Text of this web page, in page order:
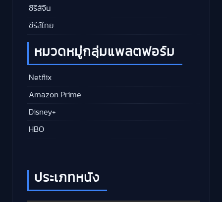
ซีรีส์จีน
ซีรีส์ไทย
หมวดหมู่กลุ่มแพลตฟอร์ม
Netflix
Amazon Prime
Disney+
HBO
ประเภทหนัง